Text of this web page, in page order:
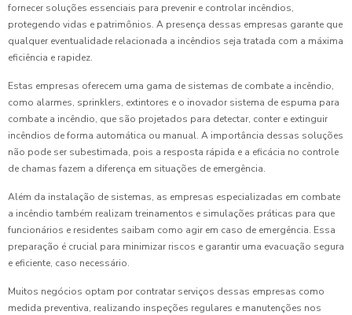
fornecer soluções essenciais para prevenir e controlar incêndios,
protegendo vidas e patrimônios. A presença dessas empresas garante que
qualquer eventualidade relacionada a incêndios seja tratada com a máxima
eficiência e rapidez.
Estas empresas oferecem uma gama de sistemas de combate a incêndio,
como alarmes, sprinklers, extintores e o inovador sistema de espuma para
combate a incêndio, que são projetados para detectar, conter e extinguir
incêndios de forma automática ou manual. A importância dessas soluções
não pode ser subestimada, pois a resposta rápida e a eficácia no controle
de chamas fazem a diferença em situações de emergência.
Além da instalação de sistemas, as empresas especializadas em combate
a incêndio também realizam treinamentos e simulações práticas para que
funcionários e residentes saibam como agir em caso de emergência. Essa
preparação é crucial para minimizar riscos e garantir uma evacuação segura
e eficiente, caso necessário.
Muitos negócios optam por contratar serviços dessas empresas como
medida preventiva, realizando inspeções regulares e manutenções nos